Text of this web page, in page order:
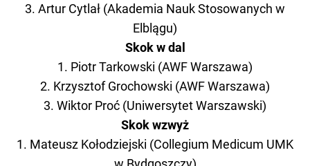
3. Artur Cytlał (Akademia Nauk Stosowanych w
Elblągu)
Skok w dal
1. Piotr Tarkowski (AWF Warszawa)
2. Krzysztof Grochowski (AWF Warszawa)
3. Wiktor Proć (Uniwersytet Warszawski)
Skok wzwyż
1. Mateusz Kołodziejski (Collegium Medicum UMK